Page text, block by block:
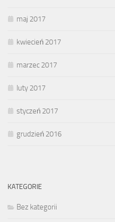
maj 2017
kwiecień 2017
marzec 2017
luty 2017
styczeń 2017
grudzień 2016
KATEGORIE
Bez kategorii